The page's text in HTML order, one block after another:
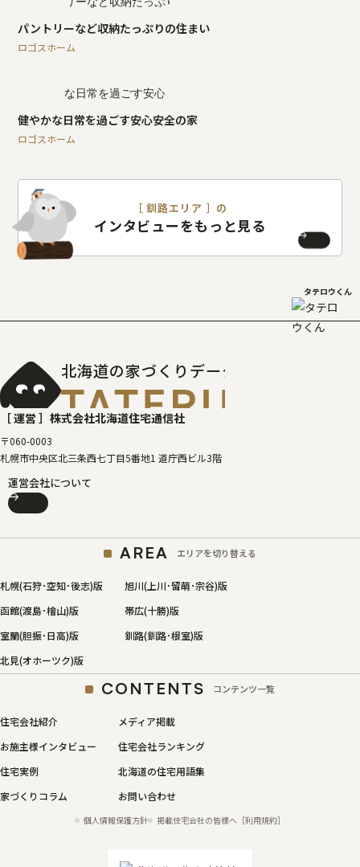
パントリーなど収納たっぷりの住まい
ロゴスホーム
健やかな日常を過ごす安心安全の家
ロゴスホーム
［ 釧路エリア ］の
インタビューをもっと見る
タテロウくん
北海道の家づくりデータベース
［ 運営 ］ 株式会社北海道住宅通信社
〒060-0003
札幌市中央区北三条西七丁目5番地1 道庁西ビル3階
運営会社について
AREA エリアを切り替える
札幌(石狩･空知･後志)版
旭川(上川･留萌･宗谷)版
函館(渡島･檜山)版
帯広(十勝)版
室蘭(胆振･日高)版
釧路(釧路･根室)版
北見(オホーツク)版
CONTENTS コンテンツ一覧
住宅会社紹介
メディア掲載
お施主様インタビュー
住宅会社ランキング
住宅実例
北海道の住宅用語集
家づくりコラム
お問い合わせ
個人情報保護方針 掲載住宅会社の皆様へ［利用規約］